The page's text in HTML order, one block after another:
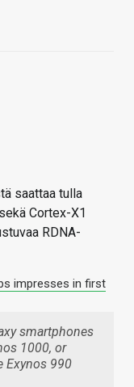
saattaa tulla
Cortex-X1
RDNA-
impresses in first
smartphones
1000, or
Exynos 990